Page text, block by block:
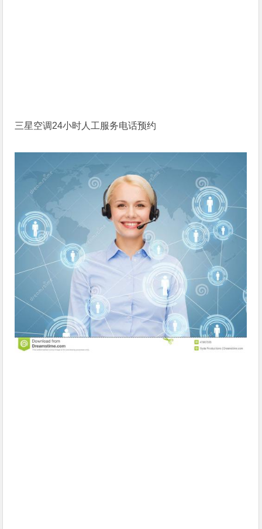
三星空调24小时人工服务电话预约